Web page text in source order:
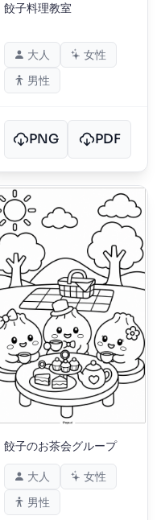
餃子料理教室
大人
女性
男性
PNG PDF
餃子のお茶会グループ
大人
女性
男性